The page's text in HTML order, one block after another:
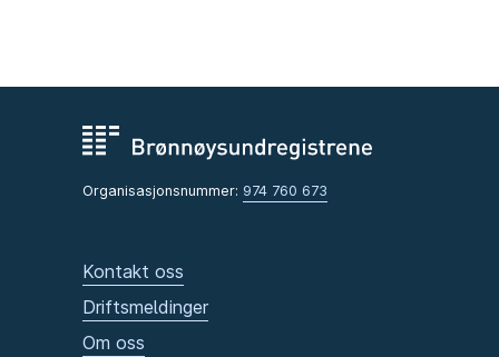
Organisasjonsnummer: 974 760 673
Kontakt oss
Driftsmeldinger
Om oss